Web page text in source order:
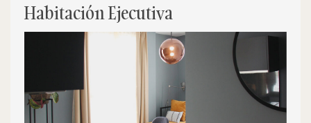
Habitación Ejecutiva